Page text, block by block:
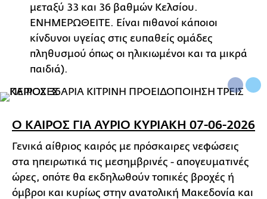
μεταξύ 33 και 36 βαθμών Κελσίου.
ΕΝΗΜΕΡΩΘΕΙΤΕ. Είναι πιθανοί κάποιοι
κίνδυνοι υγείας στις ευπαθείς ομάδες
πληθυσμού όπως οι ηλικιωμένοι και τα μικρά
παιδιά).
Ο ΚΑΙΡΟΣ ΓΙΑ ΑΥΡΙΟ ΚΥΡΙΑΚΗ 07-06-2026
Γενικά αίθριος καιρός με πρόσκαιρες νεφώσεις
στα ηπειρωτικά τις μεσημβρινές - απογευματινές
ώρες, οπότε θα εκδηλωθούν τοπικές βροχές ή
όμβροι και κυρίως στην ανατολική Μακεδονία και